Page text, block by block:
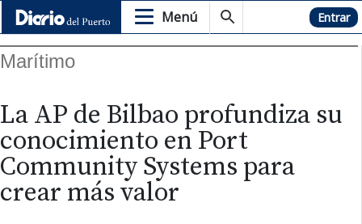
Menú Hemeroteca Entrar
Marítimo
La AP de Bilbao profundiza su
conocimiento en Port
Community Systems para
crear más valor